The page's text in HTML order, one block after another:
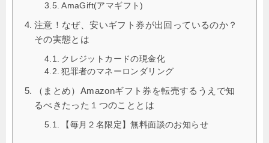
AmaGift(アマギフト)
注意！なぜ、安いギフト券が出回っているのか？
その実態とは
クレジットカードの現金化
犯罪者のマネーロンダリング
（まとめ）Amazonギフト券を転売するうえで知
るべきたった１つのこととは
【毎月２名限定】無料面談のお知らせ